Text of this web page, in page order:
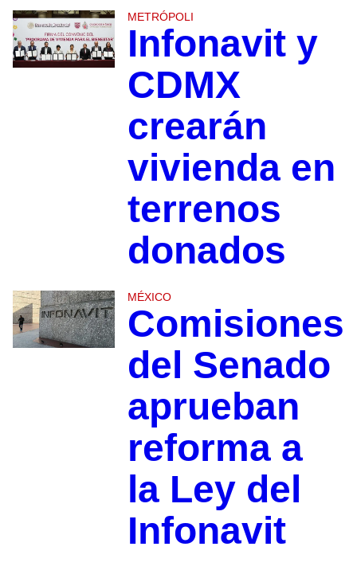
METRÓPOLI
Infonavit y
CDMX
crearán
vivienda en
terrenos
donados
MÉXICO
Comisiones
del Senado
aprueban
reforma a
la Ley del
Infonavit